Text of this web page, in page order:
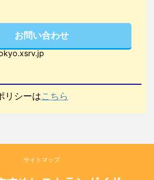
お問い合わせ
リシーはこちら
サイトマップ